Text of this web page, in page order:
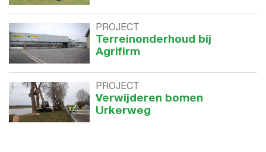
PROJECT
Terreinonderhoud bij
Agrifirm
PROJECT
Verwijderen bomen
Urkerweg